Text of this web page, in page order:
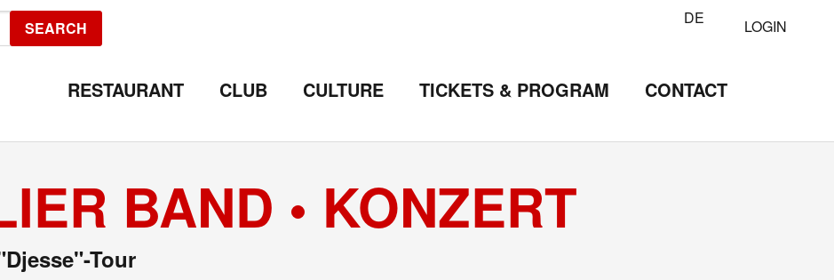
SEARCH DE LOGIN
RESTAURANT CLUB CULTURE TICKETS & PROGRAM CONTACT
BAND • KONZERT
Tour